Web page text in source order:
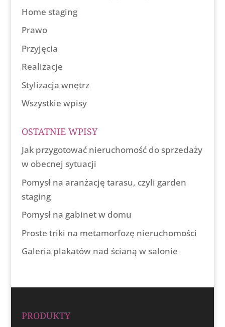
Home staging
Prawo
Przyjęcia
Realizacje
Stylizacja wnętrz
Wszystkie wpisy
OSTATNIE WPISY
Jak przygotować nieruchomość do sprzedaży
w obecnej sytuacji
Pomysł na aranżację tarasu, czyli garden
staging
Pomysł na gabinet w domu
Proste triki na metamorfozę nieruchomości
Galeria plakatów nad ścianą w salonie
PRODUKTY